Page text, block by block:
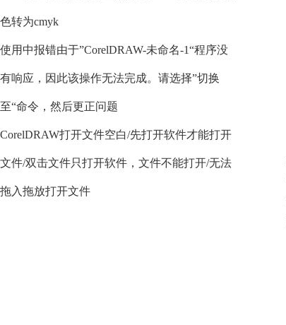
色转为cmyk
使用中报错由于”CorelDRAW-未命名-1“程序没
有响应，因此该操作无法完成。请选择”切换
至“命令，然后更正问题
CorelDRAW打开文件空白/先打开软件才能打开
文件/双击文件只打开软件，文件不能打开/无法
拖入拖放打开文件